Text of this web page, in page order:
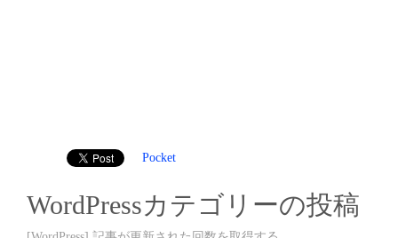
Pocket
WordPressカテゴリーの投稿